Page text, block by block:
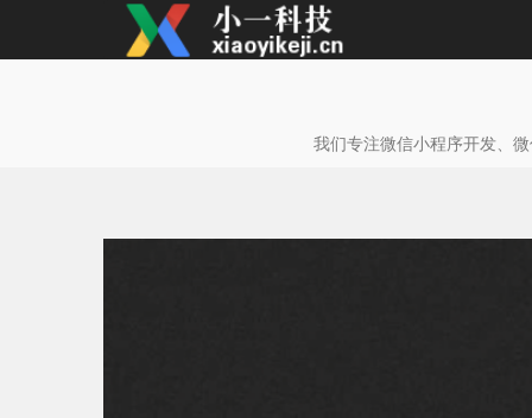
我们专注微信小程序开发、